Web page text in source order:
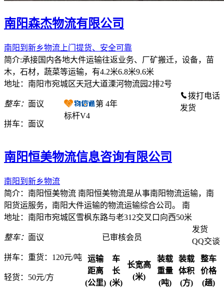
南阳森杰物流有限公司
南阳到新乡物流上门提货、安全可靠
简介:承接国内各地大件运输往返业务、厂矿搬迁，设备，苗
木，石材，蔬菜等运输，有4.2米6.8米9.6米
地址：南阳市宛城区天冠大道溧河物流园2排2号
整车： 面议
拼车： 面议
第 4年
标杆V4
拨打电话
发货
南阳恒美物流信息咨询有限公司
南阳到新乡物流
简介：南阳恒美物流 南阳恒美物流是从事南阳物流运输，南
阳货运服务，南阳大件运输的物流运输综合公司。 南
地址：南阳市宛城区雪枫东路与老312交叉口向西50米
整车： 面议
拼车： 重货：120元/吨
轻货： 50元/方
已审核会员
发货
QQ交谈
运输
距离
(公里)
车
长
(米)
长宽高
(米)
装载
重量
(吨)
装载
体积
(方)
整车
价格
(趟)